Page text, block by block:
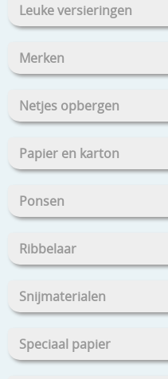
Leuke versieringen
Merken
Netjes opbergen
Papier en karton
Ponsen
Ribbelaar
Snijmaterialen
Speciaal papier